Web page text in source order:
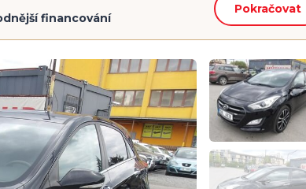
financování
Pokračovat